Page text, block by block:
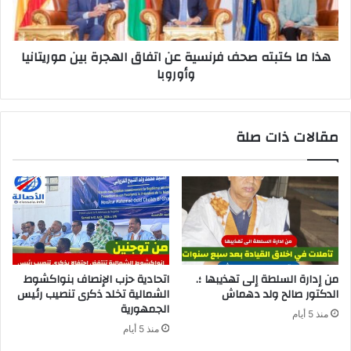
هذا ما كتبته صحف فرنسية عن اتفاق الهجرة بين موريتانيا
وأوروبا
مقالات ذات صلة
من إدارة السلطة إلى تهذيبها ؛.
الدكتور صالح ولد دهماش
منذ 5 أيام
اتحادية حزب الإنصاف بنواكشوط
الشمالية تخلد ذكرى تنصيب رئيس
الجمهورية
منذ 5 أيام